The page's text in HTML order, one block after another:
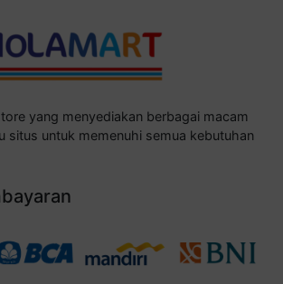
yang menyediakan berbagai macam
situs untuk memenuhi semua kebutuhan